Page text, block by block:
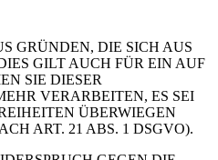
GRÜNDEN, DIE SICH AUS
GILT AUCH FÜR EIN AUF
SIE DIESER
VERARBEITEN, ES SEI
ÜBERWIEGEN
ART. 21 ABS. 1 DSGVO).